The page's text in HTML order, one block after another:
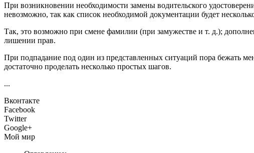
При возникновении необходимости замены водительского
невозможно, так как список необходимой документации будет
Так, это возможно при смене фамилии (при замужестве и т. д.);
лишении прав.
При подпадание под один из представленных ситуаций пора бежать
достаточно проделать несколько простых шагов.
...
Вконтакте
Facebook
Twitter
Google+
Мой мир